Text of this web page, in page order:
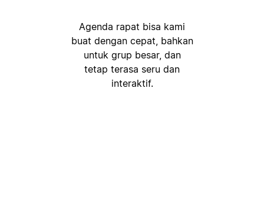
Agenda rapat bisa kami
buat dengan cepat, bahkan
untuk grup besar, dan
tetap terasa seru dan
interaktif.